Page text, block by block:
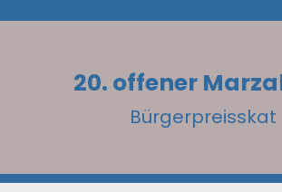
20. offener
Bürgerpreisskat